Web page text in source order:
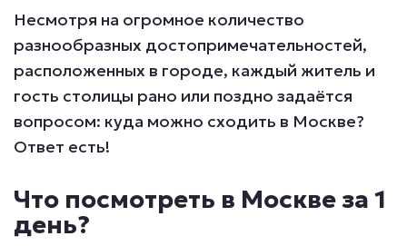
Несмотря на огромное количество
разнообразных достопримечательностей,
расположенных в городе, каждый житель и
гость столицы рано или поздно задаётся
вопросом: куда можно сходить в Москве?
Ответ есть!
Что посмотреть в Москве за 1
день?